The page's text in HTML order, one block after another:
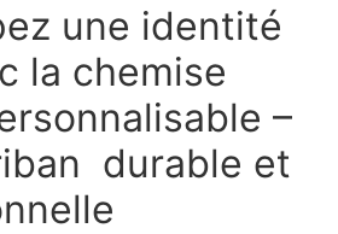
une identité
la chemise
–
durable et